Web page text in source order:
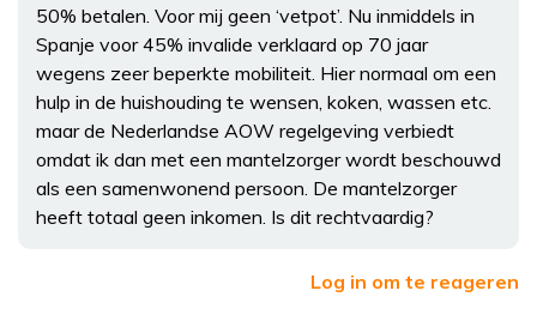
50% betalen. Voor mij geen ‘vetpot’. Nu inmiddels in
Spanje voor 45% invalide verklaard op 70 jaar
wegens zeer beperkte mobiliteit. Hier normaal om een
hulp in de huishouding te wensen, koken, wassen etc.
maar de Nederlandse AOW regelgeving verbiedt
omdat ik dan met een mantelzorger wordt beschouwd
als een samenwonend persoon. De mantelzorger
heeft totaal geen inkomen. Is dit rechtvaardig?
Log in om te reageren